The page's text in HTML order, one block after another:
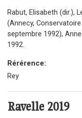
Rabut, Elisabeth (dir.),
(Annecy,
septembre 1992),
1992.
Rérérence:
Rey
Ravelle2019